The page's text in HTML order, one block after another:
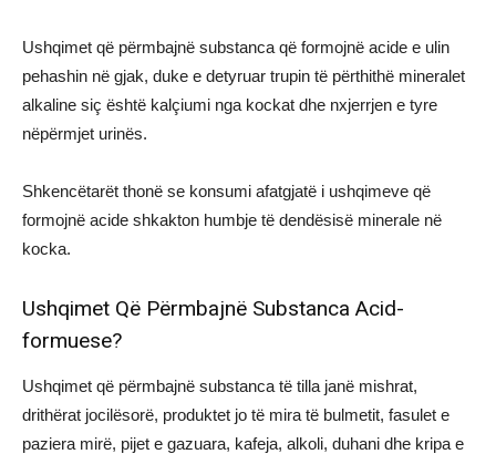
Ushqimet që përmbajnë substanca që formojnë acide e ulin
pehashin në gjak, duke e detyruar trupin të përthithë mineralet
alkaline siç është kalçiumi nga kockat dhe nxjerrjen e tyre
nëpërmjet urinës.
Shkencëtarët thonë se konsumi afatgjatë i ushqimeve që
formojnë acide shkakton humbje të dendësisë minerale në
kocka.
Ushqimet Që Përmbajnë Substanca Acid-
formuese?
Ushqimet që përmbajnë substanca të tilla janë mishrat,
drithërat jocilësorë, produktet jo të mira të bulmetit, fasulet e
paziera mirë, pijet e gazuara, kafeja, alkoli, duhani dhe kripa e